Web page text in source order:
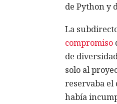
de Python y
La
compromiso
de
solo al
reservaba el
había